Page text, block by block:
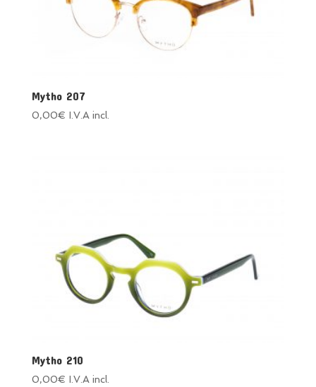
Mytho 207
0,00€ I.V.A incl.
Mytho 210
0,00€ I.V.A incl.